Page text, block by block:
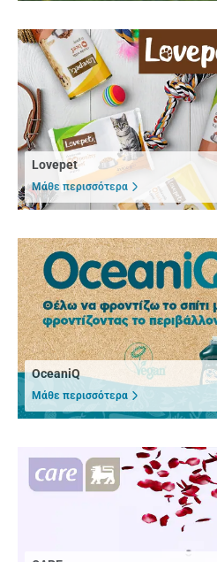
Lovepet
Μάθε περισσότερα
OceaniQ
Μάθε περισσότερα